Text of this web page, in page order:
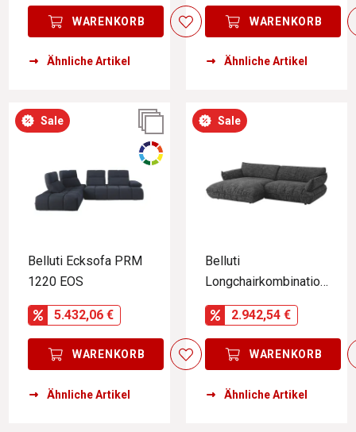
WARENKORB
Ähnliche Artikel
WARENKORB
Ähnliche Artikel
Sale
Belluti Ecksofa PRM
1220 EOS
5.432,06 €
WARENKORB
Ähnliche Artikel
Sale
Belluti
Longchairkombination
SILKY
2.942,54 €
WARENKORB
Ähnliche Artikel